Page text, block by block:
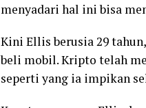
menyadari hal ini bisa
Kini Ellis berusia 29
beli mobil. Kripto telah
seperti yang ia impikan